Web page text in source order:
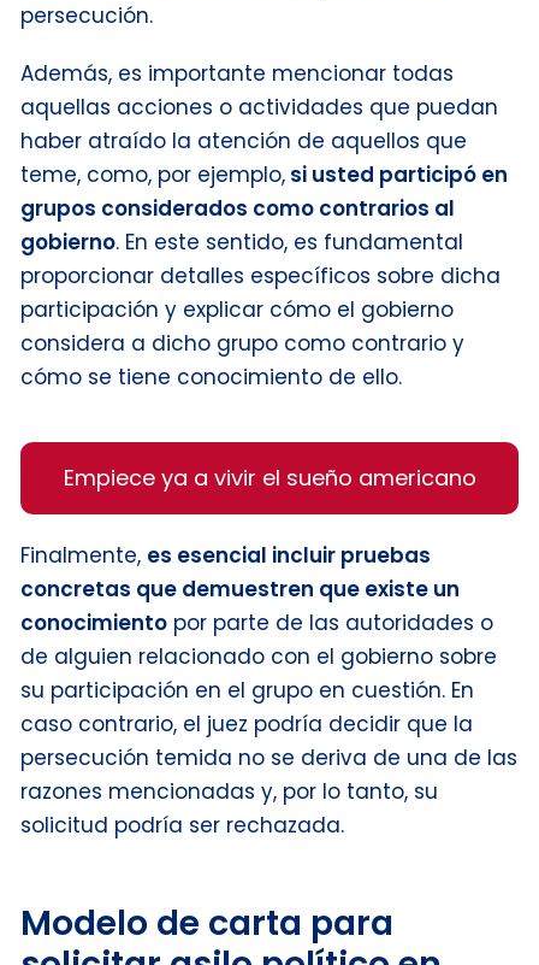
persecución.
Además, es importante mencionar todas
aquellas acciones o actividades que puedan
haber atraído la atención de aquellos que
teme, como, por ejemplo, si usted participó en
grupos considerados como contrarios al
gobierno. En este sentido, es fundamental
proporcionar detalles específicos sobre dicha
participación y explicar cómo el gobierno
considera a dicho grupo como contrario y
cómo se tiene conocimiento de ello.
Empiece ya a vivir el sueño americano
Finalmente, es esencial incluir pruebas
concretas que demuestren que existe un
conocimiento por parte de las autoridades o
de alguien relacionado con el gobierno sobre
su participación en el grupo en cuestión. En
caso contrario, el juez podría decidir que la
persecución temida no se deriva de una de las
razones mencionadas y, por lo tanto, su
solicitud podría ser rechazada.
Modelo de carta para